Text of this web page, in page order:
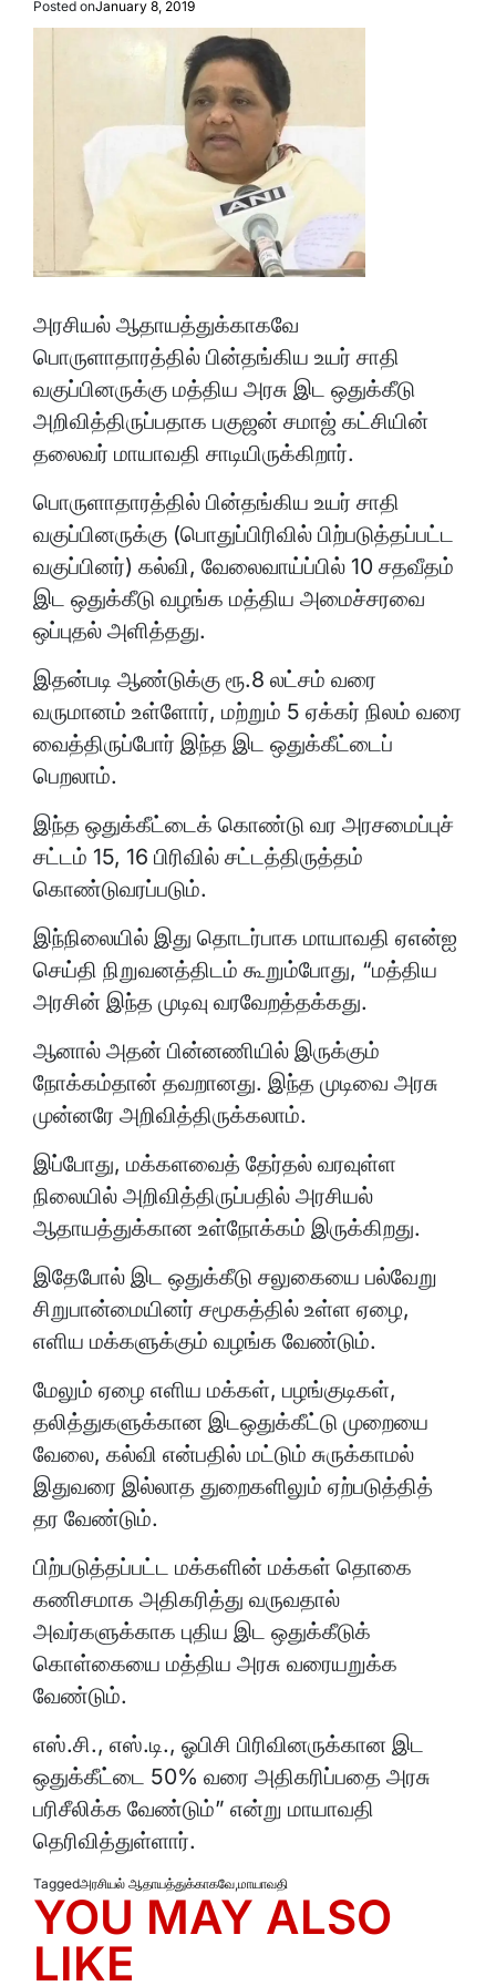
Posted onJanuary 8, 2019
அரசியல் ஆதாயத்துக்காகவே
பொருளாதாரத்தில் பின்தங்கிய உயர் சாதி
வகுப்பினருக்கு மத்திய அரசு இட ஒதுக்கீடு
அறிவித்திருப்பதாக பகுஜன் சமாஜ் கட்சியின்
தலைவர் மாயாவதி சாடியிருக்கிறார்.
பொருளாதாரத்தில் பின்தங்கிய உயர் சாதி
வகுப்பினருக்கு (பொதுப்பிரிவில் பிற்படுத்தப்பட்ட
வகுப்பினர்) கல்வி, வேலைவாய்ப்பில் 10 சதவீதம்
இட ஒதுக்கீடு வழங்க மத்திய அமைச்சரவை
ஒப்புதல் அளித்தது.
இதன்படி ஆண்டுக்கு ரூ.8 லட்சம் வரை
வருமானம் உள்ளோர், மற்றும் 5 ஏக்கர் நிலம் வரை
வைத்திருப்போர் இந்த இட ஒதுக்கீட்டைப்
பெறலாம்.
இந்த ஒதுக்கீட்டைக் கொண்டு வர அரசமைப்புச்
சட்டம் 15, 16 பிரிவில் சட்டத்திருத்தம்
கொண்டுவரப்படும்.
இந்நிலையில் இது தொடர்பாக மாயாவதி ஏஎன்ஐ
செய்தி நிறுவனத்திடம் கூறும்போது, “மத்திய
அரசின் இந்த முடிவு வரவேறத்தக்கது.
ஆனால் அதன் பின்னணியில் இருக்கும்
நோக்கம்தான் தவறானது. இந்த முடிவை அரசு
முன்னரே அறிவித்திருக்கலாம்.
இப்போது, மக்களவைத் தேர்தல் வரவுள்ள
நிலையில் அறிவித்திருப்பதில் அரசியல்
ஆதாயத்துக்கான உள்நோக்கம் இருக்கிறது.
இதேபோல் இட ஒதுக்கீடு சலுகையை பல்வேறு
சிறுபான்மையினர் சமூகத்தில் உள்ள ஏழை,
எளிய மக்களுக்கும் வழங்க வேண்டும்.
மேலும் ஏழை எளிய மக்கள், பழங்குடிகள்,
தலித்துகளுக்கான இடஒதுக்கீட்டு முறையை
வேலை, கல்வி என்பதில் மட்டும் சுருக்காமல்
இதுவரை இல்லாத துறைகளிலும் ஏற்படுத்தித்
தர வேண்டும்.
பிற்படுத்தப்பட்ட மக்களின் மக்கள் தொகை
கணிசமாக அதிகரித்து வருவதால்
அவர்களுக்காக புதிய இட ஒதுக்கீடுக்
கொள்கையை மத்திய அரசு வரையறுக்க
வேண்டும்.
எஸ்.சி., எஸ்.டி., ஓபிசி பிரிவினருக்கான இட
ஒதுக்கீட்டை 50% வரை அதிகரிப்பதை அரசு
பரிசீலிக்க வேண்டும்” என்று மாயாவதி
தெரிவித்துள்ளார்.
Taggedஅரசியல் ஆதாயத்துக்காகவே,மாயாவதி
YOU MAY ALSO
LIKE